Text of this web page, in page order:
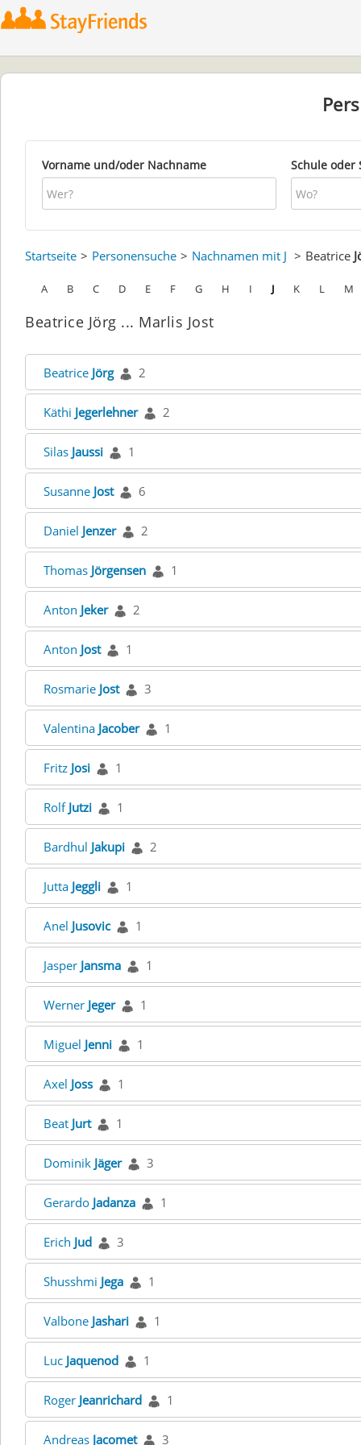
Vorname und/oder Nachname Schule oder
Startseite Personensuche Nachnamen mit J Beatrice
A B C D E F G H I J K L M
Beatrice Jörg ... Marlis Jost
Beatrice Jörg 2
Käthi Jegerlehner 2
Silas Jaussi 1
Susanne Jost 6
Daniel Jenzer 2
Thomas Jörgensen 1
Anton Jeker 2
Anton Jost 1
Rosmarie Jost 3
Valentina Jacober 1
Fritz Josi 1
Rolf Jutzi 1
Bardhul Jakupi 2
Jutta Jeggli 1
Anel Jusovic 1
Jasper Jansma 1
Werner Jeger 1
Miguel Jenni 1
Axel Joss 1
Beat Jurt 1
Dominik Jäger 3
Gerardo Jadanza 1
Erich Jud 3
Shusshmi Jega 1
Valbone Jashari 1
Luc Jaquenod 1
Roger Jeanrichard 1
Andreas Jacomet 3